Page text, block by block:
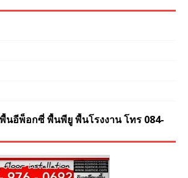
นอีพ็อกซี่ พื้นพียู พื้นโรงงาน โทร 084-